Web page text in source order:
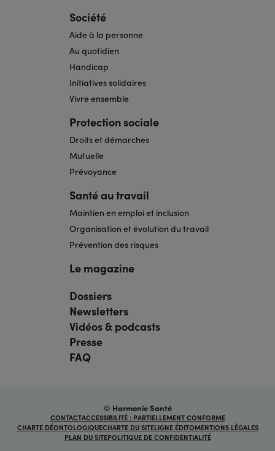
Société
Aide à la personne
Au quotidien
Handicap
Initiatives solidaires
Vivre ensemble
Protection sociale
Droits et démarches
Mutuelle
Prévoyance
Santé au travail
Maintien en emploi et inclusion
Organisation et évolution du travail
Prévention des risques
Le magazine
Navigation
pied
de
page
bis
Dossiers
Newsletters
Vidéos & podcasts
Presse
FAQ
© Harmonie Santé
Navigation
sous
CONTACTACCESSIBILITÉ : PARTIELLEMENT CONFORME
CHARTE DÉONTOLOGIQUECHARTE DU SITELIGNE ÉDITOMENTIONS LÉGALES
PLAN DU SITEPOLITIQUE DE CONFIDENTIALITÉ